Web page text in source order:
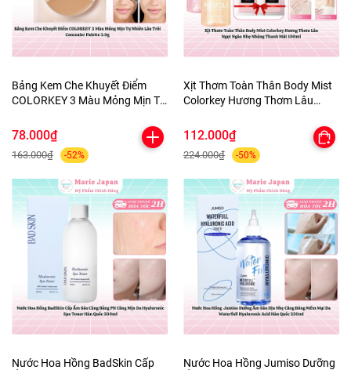
Bảng Kem Che Khuyết Điểm
COLORKEY 3 Màu Mỏng Mịn Tự
Palette 3.9g
78.000₫
163.000₫ -52%
Xịt Thơm Toàn Thân Body Mist
Colorkey Hương Thơm Lâu
Mát 100ml
112.000₫
224.000₫ -50%
Nước Hoa Hồng BadSkin Cấp
Nước Hoa Hồng Jumiso Dưỡng